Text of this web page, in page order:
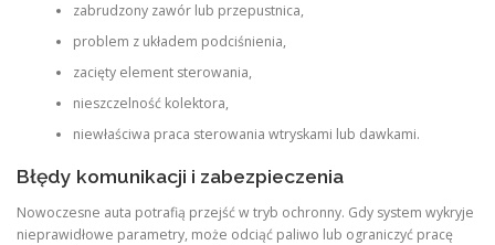
zabrudzony zawór lub przepustnica,
problem z układem podciśnienia,
zacięty element sterowania,
nieszczelność kolektora,
niewłaściwa praca sterowania wtryskami lub dawkami.
Błędy komunikacji i zabezpieczenia
Nowoczesne auta potrafią przejść w tryb ochronny. Gdy system wykryje
nieprawidłowe parametry, może odciąć paliwo lub ograniczyć pracę